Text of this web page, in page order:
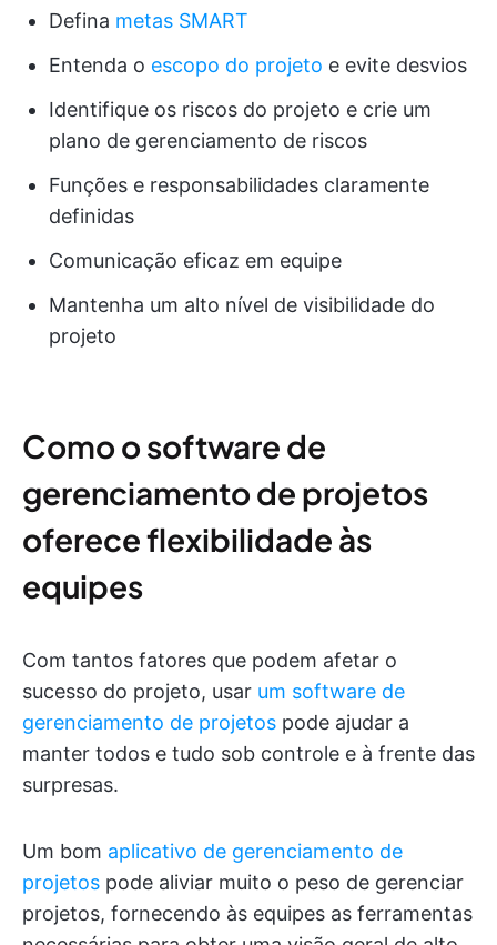
Defina metas SMART
Entenda o escopo do projeto e evite desvios
Identifique os riscos do projeto e crie um
plano de gerenciamento de riscos
Funções e responsabilidades claramente
definidas
Comunicação eficaz em equipe
Mantenha um alto nível de visibilidade do
projeto
Como o software de
gerenciamento de projetos
oferece flexibilidade às
equipes
Com tantos fatores que podem afetar o
sucesso do projeto, usar um software de
gerenciamento de projetos pode ajudar a
manter todos e tudo sob controle e à frente das
surpresas.
Um bom aplicativo de gerenciamento de
projetos pode aliviar muito o peso de gerenciar
projetos, fornecendo às equipes as ferramentas